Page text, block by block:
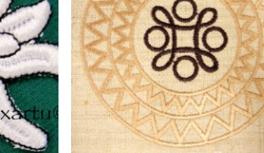
16,00€
AÑADIR AL CARRITO